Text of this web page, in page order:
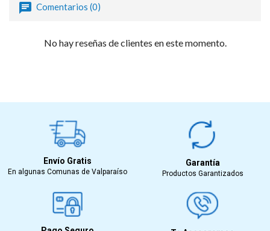
Comentarios (0)
No hay reseñas de clientes en este momento.
Envío Gratis
En algunas Comunas de Valparaíso
Garantía
Productos Garantizados